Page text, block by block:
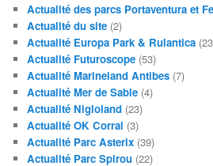
Actualité des parcs Portaventura et
Actualité du site (2)
Actualité Europa Park & Rulantica
Actualité Futuroscope (53)
Actualité Marineland Antibes (7)
Actualité Mer de Sable (4)
Actualité Nigloland (23)
Actualité OK Corral (3)
Actualité Parc Asterix (39)
Actualité Parc Spirou (22)